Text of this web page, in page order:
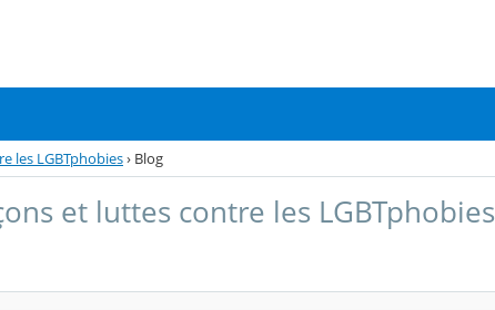
les LGBTphobies› Blog
et luttes contre les LGBTphobies